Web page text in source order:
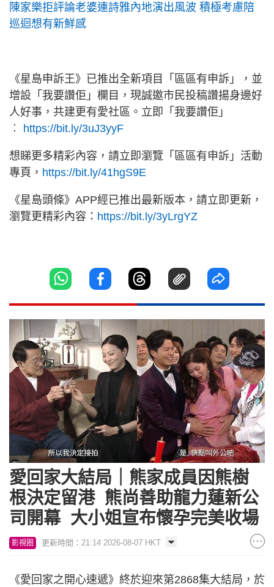
陳家樂拒評論老婆連詩雅內地演出風波 積極考慮陪
巡迴想有新鮮感
《星島申訴王》已推出全新項目「區區有申訴」，並
增設「我要讚佢」欄目，現誠邀市民投稿讚揚身邊好
人好事，共建更有愛社區。立即「我要讚佢」
︰ https://bit.ly/3uJ3yyF
想睇更多精彩內容，請立即瀏覽「區區有申訴」活動
專頁， https://bit.ly/41hgS9E
《星島頭條》APP經已推出最新版本，請立即更新，
瀏覽更精彩內容： https://bit.ly/3yLrgYZ
愛回家大結局｜熊家成員因熊樹
根決定留港 熊尚善助龍力蓮新公
司開幕 大小姐宣布懷孕完美收場
影視圈 更新時間：21:14 2026-08-07 HKT
《愛回家之開心速遞》終於迎來第2868集大結局，於